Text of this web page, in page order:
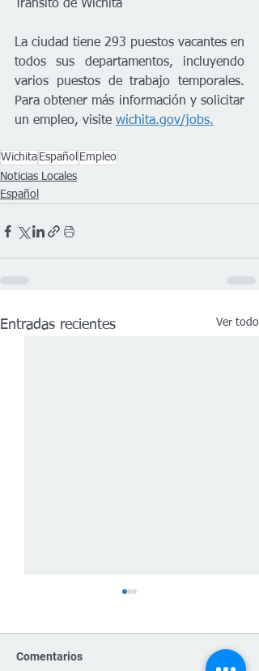
Tránsito de Wichita
La ciudad tiene 293 puestos vacantes en
todos sus departamentos, incluyendo
varios puestos de trabajo temporales.
Para obtener más información y solicitar
un empleo, visite wichita.gov/jobs.
Wichita Español Empleo
Noticias Locales
Español
Entradas recientes Ver todo
Comentarios